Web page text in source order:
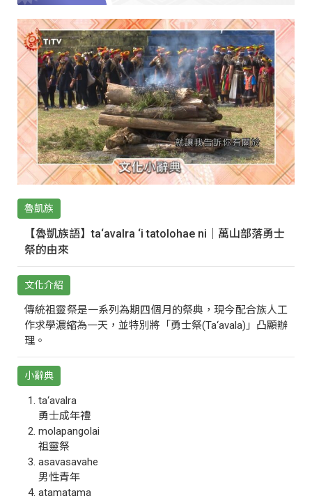
魯凱族
【魯凱族語】ta‘avalra ‘i tatolohae ni｜萬山部落勇士
祭的由來
文化介紹
傳統祖靈祭是一系列為期四個月的祭典，現今配合族人工
作求學濃縮為一天，並特別將「勇士祭(Ta‘avala)」凸顯辦
理。
小辭典
ta‘avalra
勇士成年禮
molapangolai
祖靈祭
asavasavahe
男性青年
atamatama